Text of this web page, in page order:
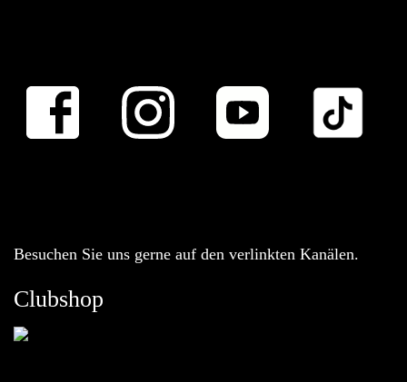
Besuchen Sie uns gerne auf den verlinkten Kanälen.
Clubshop